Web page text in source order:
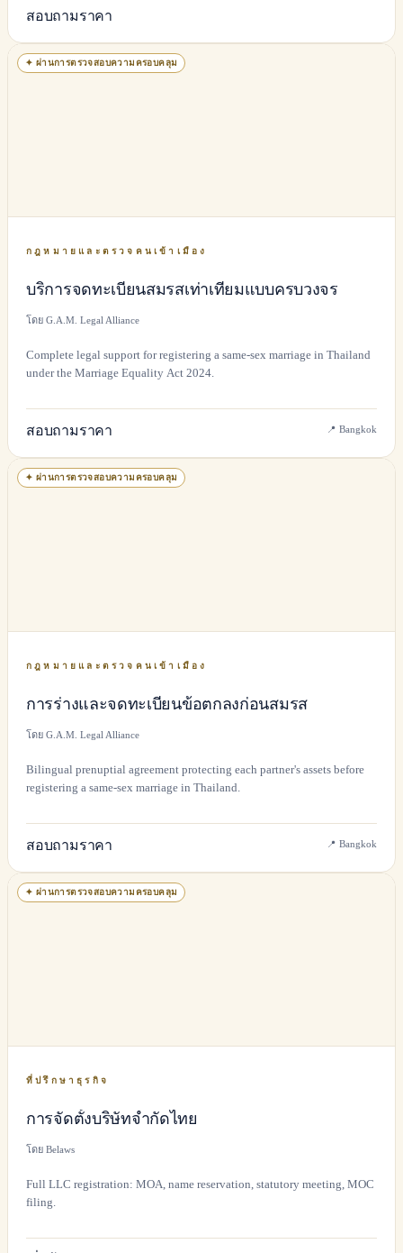
สอบถามราคา
✦ ผ่านการตรวจสอบความครอบคลุม
กฎหมายและตรวจคนเข้าเมือง
บริการจดทะเบียนสมรสเท่าเทียมแบบครบวงจร
โดย G.A.M. Legal Alliance
Complete legal support for registering a same-sex marriage in Thailand
under the Marriage Equality Act 2024.
สอบถามราคา 📍 Bangkok
✦ ผ่านการตรวจสอบความครอบคลุม
กฎหมายและตรวจคนเข้าเมือง
การร่างและจดทะเบียนข้อตกลงก่อนสมรส
โดย G.A.M. Legal Alliance
Bilingual prenuptial agreement protecting each partner's assets before
registering a same-sex marriage in Thailand.
สอบถามราคา 📍 Bangkok
✦ ผ่านการตรวจสอบความครอบคลุม
ที่ปรึกษาธุรกิจ
การจัดตั้งบริษัทจำกัดไทย
โดย Belaws
Full LLC registration: MOA, name reservation, statutory meeting, MOC
filing.